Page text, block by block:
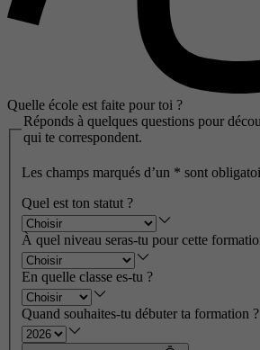
Quelle école est faite pour toi ?
Réponds à quelques questions pour
qui te correspondent.
Les champs marqués d’un * sont
Quel est ton statut ?
À quel niveau seras-tu pour cette
En quelle classe es-tu ?
Quand souhaites-tu débuter ta formation ?